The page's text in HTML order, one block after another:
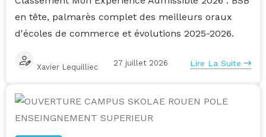
en tête, palmarès complet des meilleurs oraux
d'écoles de commerce et évolutions 2025-2026.
Xavier Lequilliec 27 juillet 2026 Lire La Suite